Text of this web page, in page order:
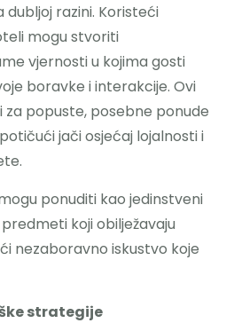
dubljoj razini. Koristeći
mogu stvoriti
vjernosti u kojima gosti
boravke i interakcije. Ovi
popuste, posebne ponude
jači osjećaj lojalnosti i
ponuditi kao jedinstveni
koji obilježavaju
nezaboravno iskustvo koje
strategije